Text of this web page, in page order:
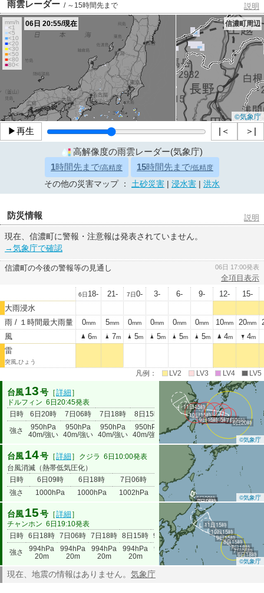
雨雲レーダー / ～15時間先まで 説明
©気象庁
mm/h
■<1
■<5
■<10
■<20
■<30
■<50
■<80
■80<
06日 20:55/現在 信濃町周辺
▶再生 |＜ ＞|
高解像度の雨雲レーダー(気象庁)
1時間先まで/高精度 15時間先まで/低精度
その他の災害マップ ： 土砂災害 浸水害 洪水
防災情報 説明
現在、信濃町に警報・注意報は発表されていません。
→気象庁で確認
信濃町の今後の警報等の見通し 06日 17:00発表
全項目表示
6日 18- 21- 7日0- 3- 6- 9- 12-
15-
大雨浸水
雨 / １時間最大雨量
0mm 5mm 0mm 0mm 0mm 0mm 10mm 20mm
風
6m 7m 5m 5m 5m 5m 4m 4m
雷
突風,ひょう
凡例： LV2 LV3 LV4 LV5
台風 13 号 ［詳細 ］
ドルフィン 6日20:45発表
日時
6日20時 7日06時 7日18時 8日15時 9日15時 10日15時 11日15時
強さ
950hPa
40m/強い
950hPa
40m/強い
950hPa
40m/強い
950hPa
40m/強い
965hPa
980hPa
20m
985hPa
18m
6日20時
7日06時
7日18時
8日15時
9日15時
10日15時
11日15時
©気象庁
台風 14号 ［詳細 ］ クジラ 6日10:00発表
台風消滅（熱帯低気圧化）
日時
6日09時 6日18時
7日06時
強さ
1000hPa 1000hPa 1002hPa
6日09時
6日18時
7日06時 ©気象庁
台風 15 号 ［詳細 ］
チャンホン 6日19:10発表
日時 6日18時 7日06時 7日18時 8日15時 9日15時 10日15時 11日15時
強さ
994hPa
20m
994hPa
20m
994hPa
20m
994hPa
20m
994hPa
20m
994hPa
20m
994hPa
20m6日18時
7日06時
7日18時
8日15時
9日15時
10日15時
11日15時
©気象庁
現在、地震の情報はありません。 気象庁